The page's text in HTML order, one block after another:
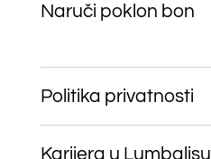
Naruči poklon bon
Politika privatnosti
Karijera u Lumbalisu